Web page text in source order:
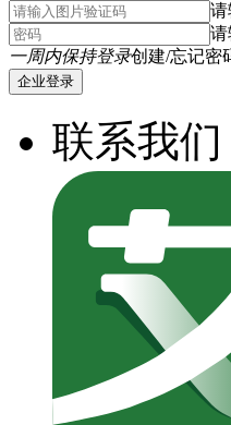
请
请
一周内保持登录创建/忘记密
企业登录
联系我们